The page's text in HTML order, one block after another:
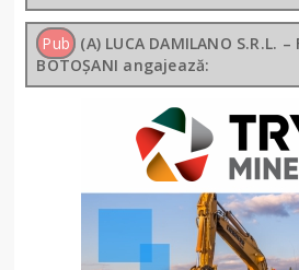
Pub (A) LUCA DAMILANO S.R.L. –
BOTOȘANI angajează: